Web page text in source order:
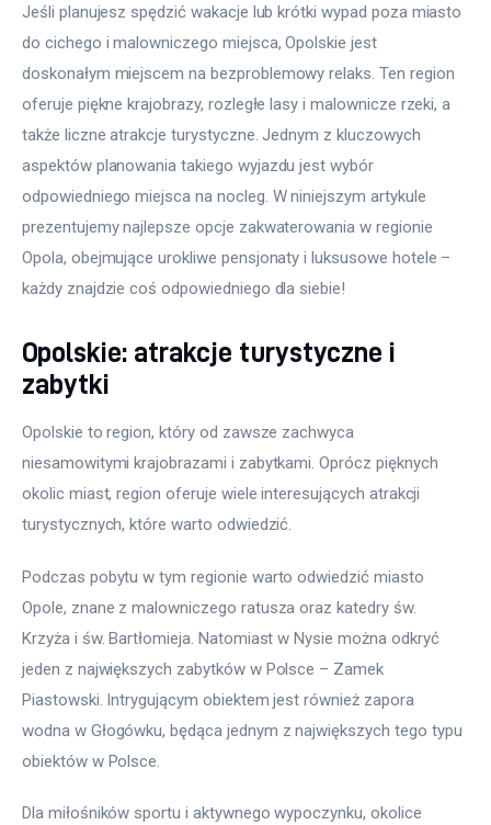
Jeśli planujesz spędzić wakacje lub krótki wypad poza miasto
do cichego i malowniczego miejsca, Opolskie jest
doskonałym miejscem na bezproblemowy relaks. Ten region
oferuje piękne krajobrazy, rozległe lasy i malownicze rzeki, a
także liczne atrakcje turystyczne. Jednym z kluczowych
aspektów planowania takiego wyjazdu jest wybór
odpowiedniego miejsca na nocleg. W niniejszym artykule
prezentujemy najlepsze opcje zakwaterowania w regionie
Opola, obejmujące urokliwe pensjonaty i luksusowe hotele –
każdy znajdzie coś odpowiedniego dla siebie!
Opolskie: atrakcje turystyczne i
zabytki
Opolskie to region, który od zawsze zachwyca
niesamowitymi krajobrazami i zabytkami. Oprócz pięknych
okolic miast, region oferuje wiele interesujących atrakcji
turystycznych, które warto odwiedzić.
Podczas pobytu w tym regionie warto odwiedzić miasto
Opole, znane z malowniczego ratusza oraz katedry św.
Krzyża i św. Bartłomieja. Natomiast w Nysie można odkryć
jeden z największych zabytków w Polsce – Zamek
Piastowski. Intrygującym obiektem jest również zapora
wodna w Głogówku, będąca jednym z największych tego typu
obiektów w Polsce.
Dla miłośników sportu i aktywnego wypoczynku, okolice